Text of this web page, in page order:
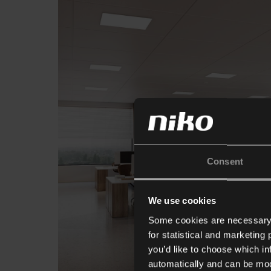
Consent
We use cookies
Some cookies are
for statistical and marketing
you’d like to choose which
automatically and can be